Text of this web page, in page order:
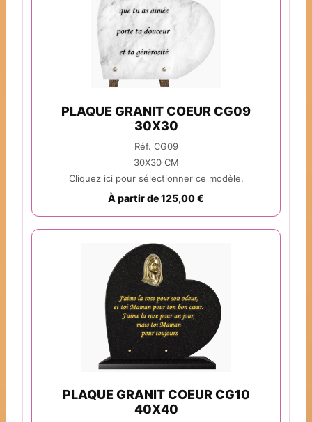
PLAQUE GRANIT COEUR CG09
30X30
Réf. CG09
30X30 CM
Cliquez ici pour sélectionner ce modèle.
À partir de 125,00 €
PLAQUE GRANIT COEUR CG10
40X40